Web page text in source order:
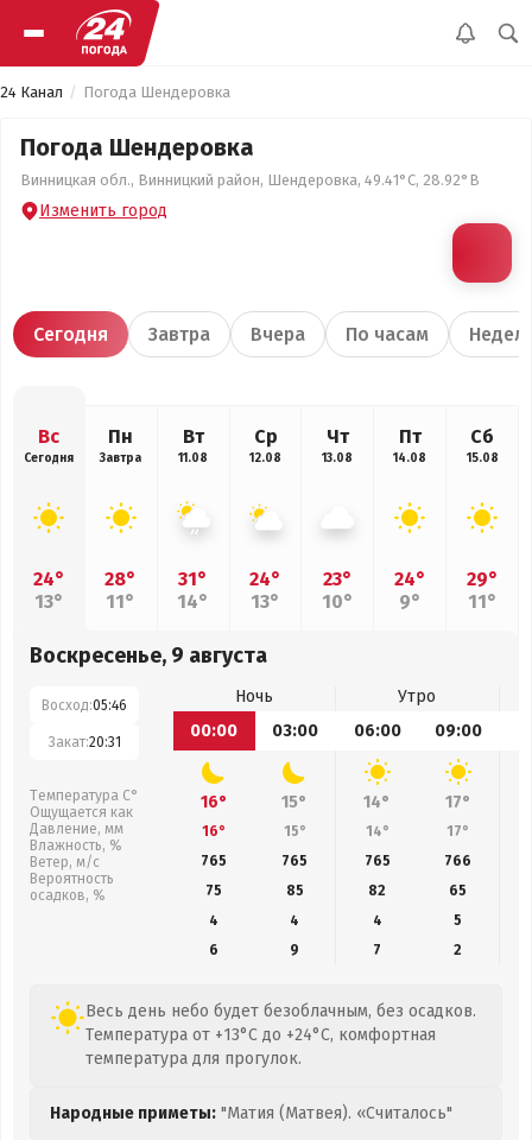
24 Канал Погода Шендеровка
Погода Шендеровка
Винницкая обл., Винницкий район, Шендеровка, 49.41°С, 28.92°В
Изменить город
Сегодня Завтра Вчера По часам
Вс
Сегодня
24°
13°
Пн
Завтра
28°
11°
Вт
11.08
31°
14°
Ср
12.08
24°
13°
Чт
13.08
23°
10°
Пт
14.08
24°
9°
Сб
15.08
29°
11°
Воскресенье, 9 августа
Восход:05:46
Закат:20:31
Температура С°
Ощущается как
Давление, мм
Влажность, %
Ветер, м/с
Вероятность
осадков, %
Ночь
Утро
00:00
03:00 06:00 09:00
16° 15° 14° 17°
16° 15° 14° 17°
765
765 765 766
75
85 82 65
4
4 4
5
6
9 7 2
Весь день небо будет безоблачным, без осадков.
Температура от +13°C до +24°C, комфортная
температура для прогулок.
Народные приметы: "Матия (Матвея). «Считалось"